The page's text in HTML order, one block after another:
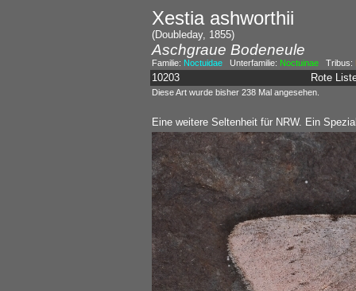
Xestia ashworthii
(Doubleday, 1855)
Aschgraue Bodeneule
Familie: NoctuidaeUnterfamilie: NoctuinaeTribus:
10203 Rote
Diese Art wurde bisher 238 Mal angesehen.
Eine weitere Seltenheit für NRW. Ein